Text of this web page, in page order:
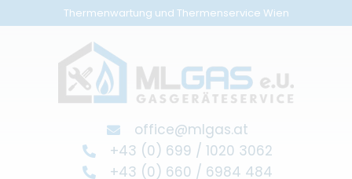
Inhalt
Thermenwartung und Thermenservice Wien
office@mlgas.at
+43 (0) 699 / 1020 3062
+43 (0) 660 / 6984 484